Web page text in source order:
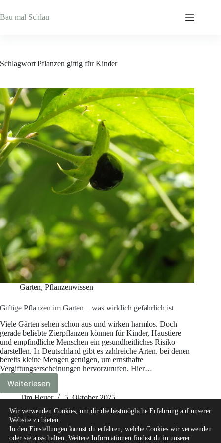
Inhalt
springen
Bau mal Schlau
Schlagwort Pflanzen giftig für Kinder
Garten, Pflanzenwissen
Giftige Pflanzen im Garten – was wirklich gefährlich ist
Viele Gärten sehen schön aus und wirken harmlos. Doch
gerade beliebte Zierpflanzen können für Kinder, Haustiere
und empfindliche Menschen ein gesundheitliches Risiko
darstellen. In Deutschland gibt es zahlreiche Arten, bei denen
bereits kleine Mengen genügen, um ernsthafte
Vergiftungserscheinungen hervorzurufen. Hier…
Weiterlesen
Giftige
Pflanzen
Garten
–
was
Tim Heuer 5. Oktober 2025
Wir verwenden Cookies, um dir die bestmögliche Erfahrung auf unserer
Website zu bieten.
In den Einstellungen kannst du erfahren, welche Cookies wir verwenden
oder sie ausschalten. Weitere Informationen findest du in unserer